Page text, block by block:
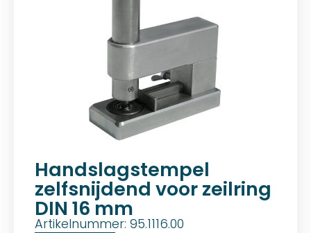
Handslagstempel
zelfsnijdend voor zeilring
DIN 16 mm
Artikelnummer: 95.1116.00